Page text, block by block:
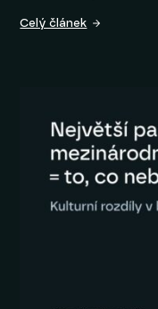
Celý článek